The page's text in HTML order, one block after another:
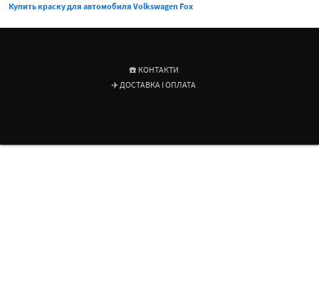
Купить краску для автомобиля Volkswagen Fox
☎️ КОНТАКТИ
✈️ ДОСТАВКА І ОПЛАТА